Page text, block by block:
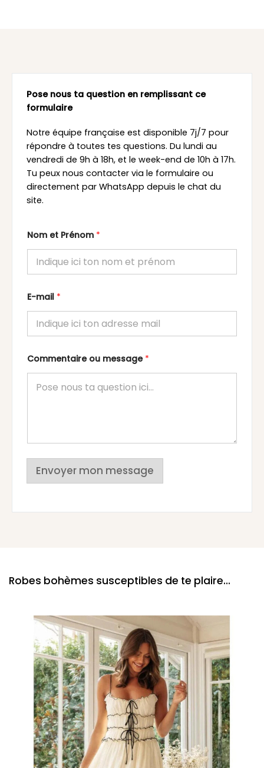
Pose nous ta question en remplissant ce
formulaire
Notre équipe française est disponible 7j/7 pour
répondre à toutes tes questions. Du lundi au
vendredi de 9h à 18h, et le week-end de 10h à 17h.
Tu peux nous contacter via le formulaire ou
directement par WhatsApp depuis le chat du
site.
Nom et Prénom *
E-mail *
Commentaire ou message *
Envoyer mon message
Robes bohèmes susceptibles de te plaire...